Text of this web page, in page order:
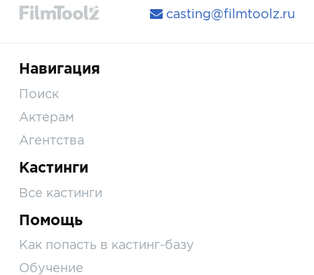
casting@filmtoolz.ru
Навигация
Поиск
Актерам
Агентства
Кастинги
Все кастинги
Помощь
Как попасть в кастинг-базу
Обучение